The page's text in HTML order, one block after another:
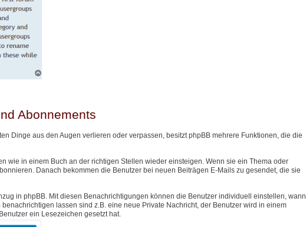
Abonnements
Dinge aus den Augen verlieren oder verpassen, besitzt phpBB mehrere Funktionen, die die
wie in einem Buch an der richtigen Stellen wieder einsteigen. Wenn sie ein Thema oder
Danach bekommen die Benutzer bei neuen Beiträgen E-Mails zu gesendet, die sie
in phpBB. Mit diesen Benachrichtigungen können die Benutzer individuell einstellen, wann
lassen sind z.B. eine neue Private Nachricht, der Benutzer wird in einem
ein Lesezeichen gesetzt hat.